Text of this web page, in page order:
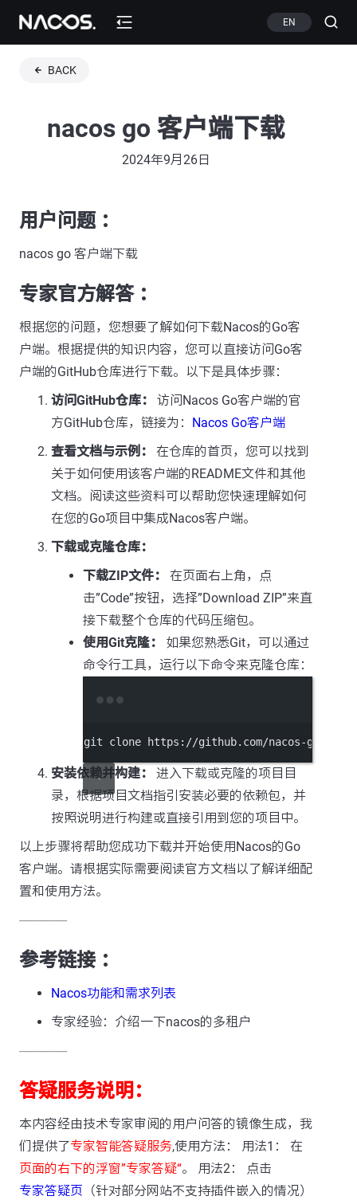
EN
BACK
nacos go 客户端下载
2024年9月26日
用户问题 ：
nacos go 客户端下载
专家官方解答 ：
根据您的问题，您想要了解如何下载Nacos的Go客
户端。根据提供的知识内容，您可以直接访问Go客
户端的GitHub仓库进行下载。以下是具体步骤：
访问GitHub仓库：
访问Nacos Go客户端的官
方GitHub仓库，链接为： Nacos Go客户端
查看文档与示例：
在仓库的首页，您可以找到
关于如何使用该客户端的README文件和其他
文档。阅读这些资料可以帮助您快速理解如何
在您的Go项目中集成Nacos客户端。
下载或克隆仓库：
下载ZIP文件：
在页面右上角，点
击”Code”按钮，选择”Download ZIP”来直
接下载整个仓库的代码压缩包。
使用Git克隆：
如果您熟悉Git，可以通过
命令行工具，运行以下命令来克隆仓库：
git clone https://github.com/nacos-group/
安装依赖并构建：
进入下载或克隆的项目目
录，根据项目文档指引安装必要的依赖包，并
按照说明进行构建或直接引用到您的项目中。
以上步骤将帮助您成功下载并开始使用Nacos的Go
客户端。请根据实际需要阅读官方文档以了解详细配
置和使用方法。
---------------
参考链接 ：
Nacos功能和需求列表
专家经验：介绍一下nacos的多租户
---------------
答疑服务说明：
本内容经由技术专家审阅的用户问答的镜像生成，我
们提供了专家智能答疑服务,使用方法： 用法1： 在
页面的右下的浮窗”专家答疑“。 用法2： 点击
专家答疑页 （针对部分网站不支持插件嵌入的情况）